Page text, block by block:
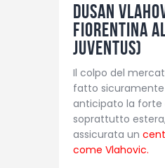
Dusan
Fiorentina
Juventus)
Il colpo del
fatto sicuramente
anticipato la forte
soprattutto
assicurata un
come Vlahovic.